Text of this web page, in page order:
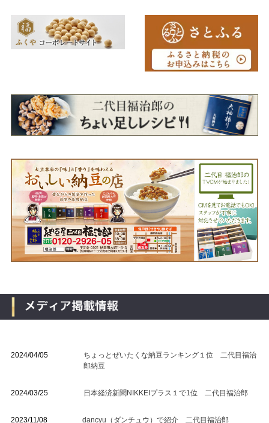
2024/04/05
ちょっとぜいたくな納豆ランキング１位 二代目福治
郎納豆
2024/03/25 日本経済新聞NIKKEIプラス１で1位 二代目福治郎
2023/11/08 dancyu（ダンチュウ）で紹介 二代目福治郎